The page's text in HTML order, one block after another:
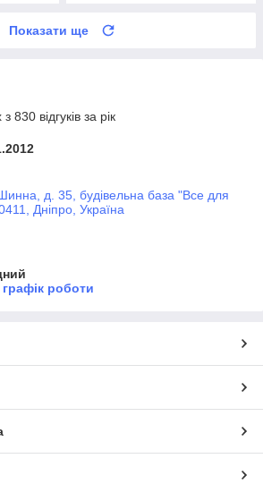
Показати ще
830 відгуків за рік
д. 35, будівельна база "Все для
Дніпро, Україна
роботи